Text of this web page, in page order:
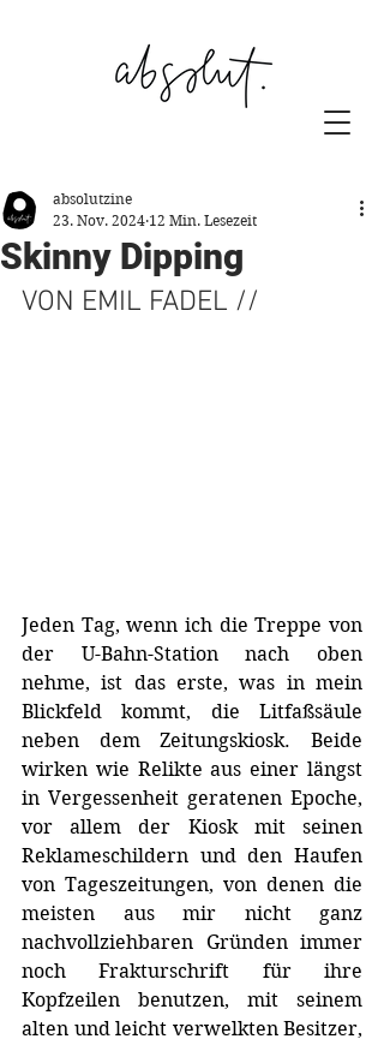
Skinny Dipping
absolutzine
23. Nov. 2024 12 Min. Lesezeit
VON EMIL FADEL //
Jeden Tag, wenn ich die Treppe von
der U-Bahn-Station nach oben
nehme, ist das erste, was in mein
Blickfeld kommt, die Litfaßsäule
neben dem Zeitungskiosk. Beide
wirken wie Relikte aus einer längst
in Vergessenheit geratenen Epoche,
vor allem der Kiosk mit seinen
Reklameschildern und den Haufen
von Tageszeitungen, von denen die
meisten aus mir nicht ganz
nachvollziehbaren Gründen immer
noch Frakturschrift für ihre
Kopfzeilen benutzen, mit seinem
alten und leicht verwelkten Besitzer,